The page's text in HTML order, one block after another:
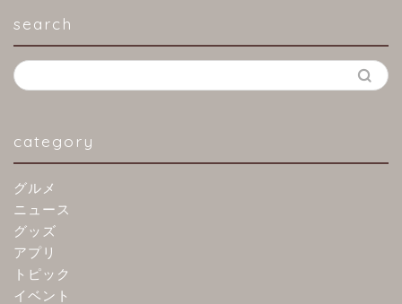
search
category
グルメ
ニュース
グッズ
アプリ
トピック
イベント